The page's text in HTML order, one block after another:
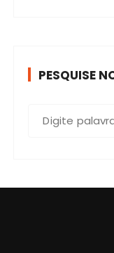
PESQUISE